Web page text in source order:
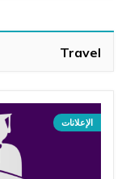
Travel
الإعلانات